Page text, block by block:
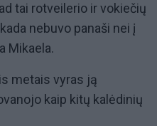
tai rotveilerio ir vokiečių
nebuvo panaši nei į
Mikaela.
metais vyras ją
kaip kitų kalėdinių